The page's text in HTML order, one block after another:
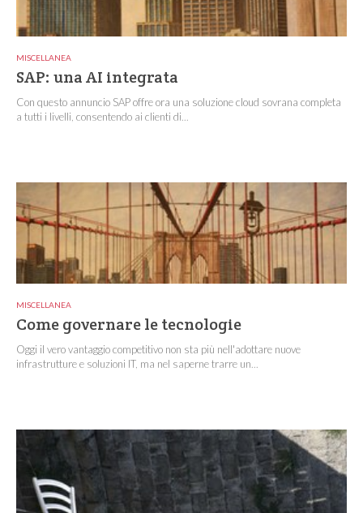
MISCELLANEA
SAP: una AI integrata
Con questo annuncio SAP offre ora una soluzione cloud sovrana completa
a tutti i livelli, consentendo ai clienti di...
MISCELLANEA
Come governare le tecnologie
Oggi il vero vantaggio competitivo non sta più nell'adottare nuove
infrastrutture e soluzioni IT, ma nel saperne trarre un...